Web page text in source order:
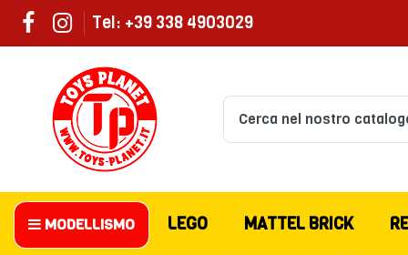
Tel: +39 338 4903029
MODELLISMO LEGO MATTEL BRICK